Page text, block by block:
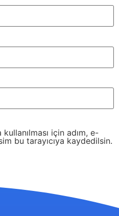
için adım, e-
bu tarayıcıya kaydedilsin.